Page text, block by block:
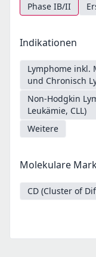
Phase IB/II
Indikationen
Lymphome inkl.
und Chronisch
Non-Hodgkin
Leukämie, CLL)
Weitere
Molekulare
CD (Cluster of